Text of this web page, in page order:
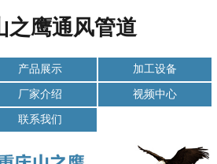
之鹰通风管道
产品展示 加工设备
厂家介绍 视频中心
联系我们